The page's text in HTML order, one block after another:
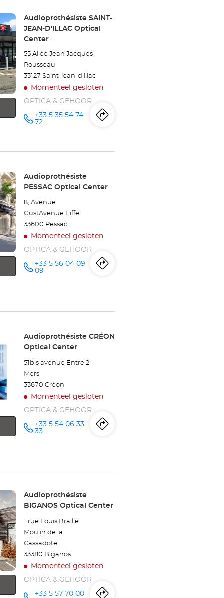
Winkel:
Audioprothésiste SAINT-
JEAN-D'ILLAC Optical
Center
55 Allée Jean Jacques
Rousseau
33127 Saint-jean-d'illac
Momenteel gesloten
OPTICA & GEHOOR
telefoonnummer
+33 5 35 54 74
72
Routebeschrijving
naar
Winkel:
Audioprothésiste
PESSAC Optical Center
8, Avenue
GustAvenue Eiffel
33600 Pessac
Momenteel gesloten
OPTICA & GEHOOR
telefoonnummer
+33 5 56 04 09
09
Routebeschrijving
naar
Audioprothésiste
Winkel:
Audioprothésiste CRÉON
Optical Center
51bis avenue Entre 2
Mers
33670 Créon
Momenteel gesloten
OPTICA & GEHOOR
telefoonnummer
+33 5 54 06 33
33
Routebeschrijving
naar
Audioprothésiste
Optical
Winkel:
Audioprothésiste
BIGANOS Optical Center
1 rue Louis Braille
Moulin de la
Cassadote
33380 Biganos
Momenteel gesloten
OPTICA & GEHOOR
+33 5 57 70 00